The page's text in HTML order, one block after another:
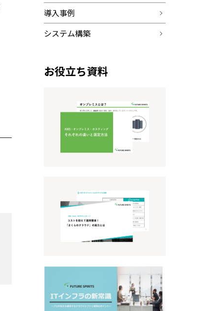
導入事例
システム構築
お役立ち資料